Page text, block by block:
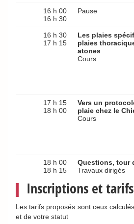
16 h 00
16 h 30
Pause
16 h 30
17 h 15
Les plaies
plaies
atones
Cours
17 h 15
18 h 00
Vers un
plaie chez le
Cours
18 h 00
18 h 15
Questions, tour
Travaux dirigés
Inscriptions et tarifs
Les tarifs proposés sont ceux
et de votre statut